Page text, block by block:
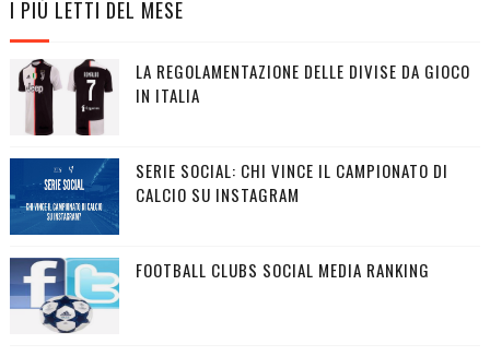
I PIÙ LETTI DEL MESE
LA REGOLAMENTAZIONE DELLE DIVISE DA GIOCO
IN ITALIA
SERIE SOCIAL: CHI VINCE IL CAMPIONATO DI
CALCIO SU INSTAGRAM
FOOTBALL CLUBS SOCIAL MEDIA RANKING